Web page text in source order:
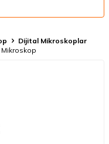
Dijital Mikroskoplar